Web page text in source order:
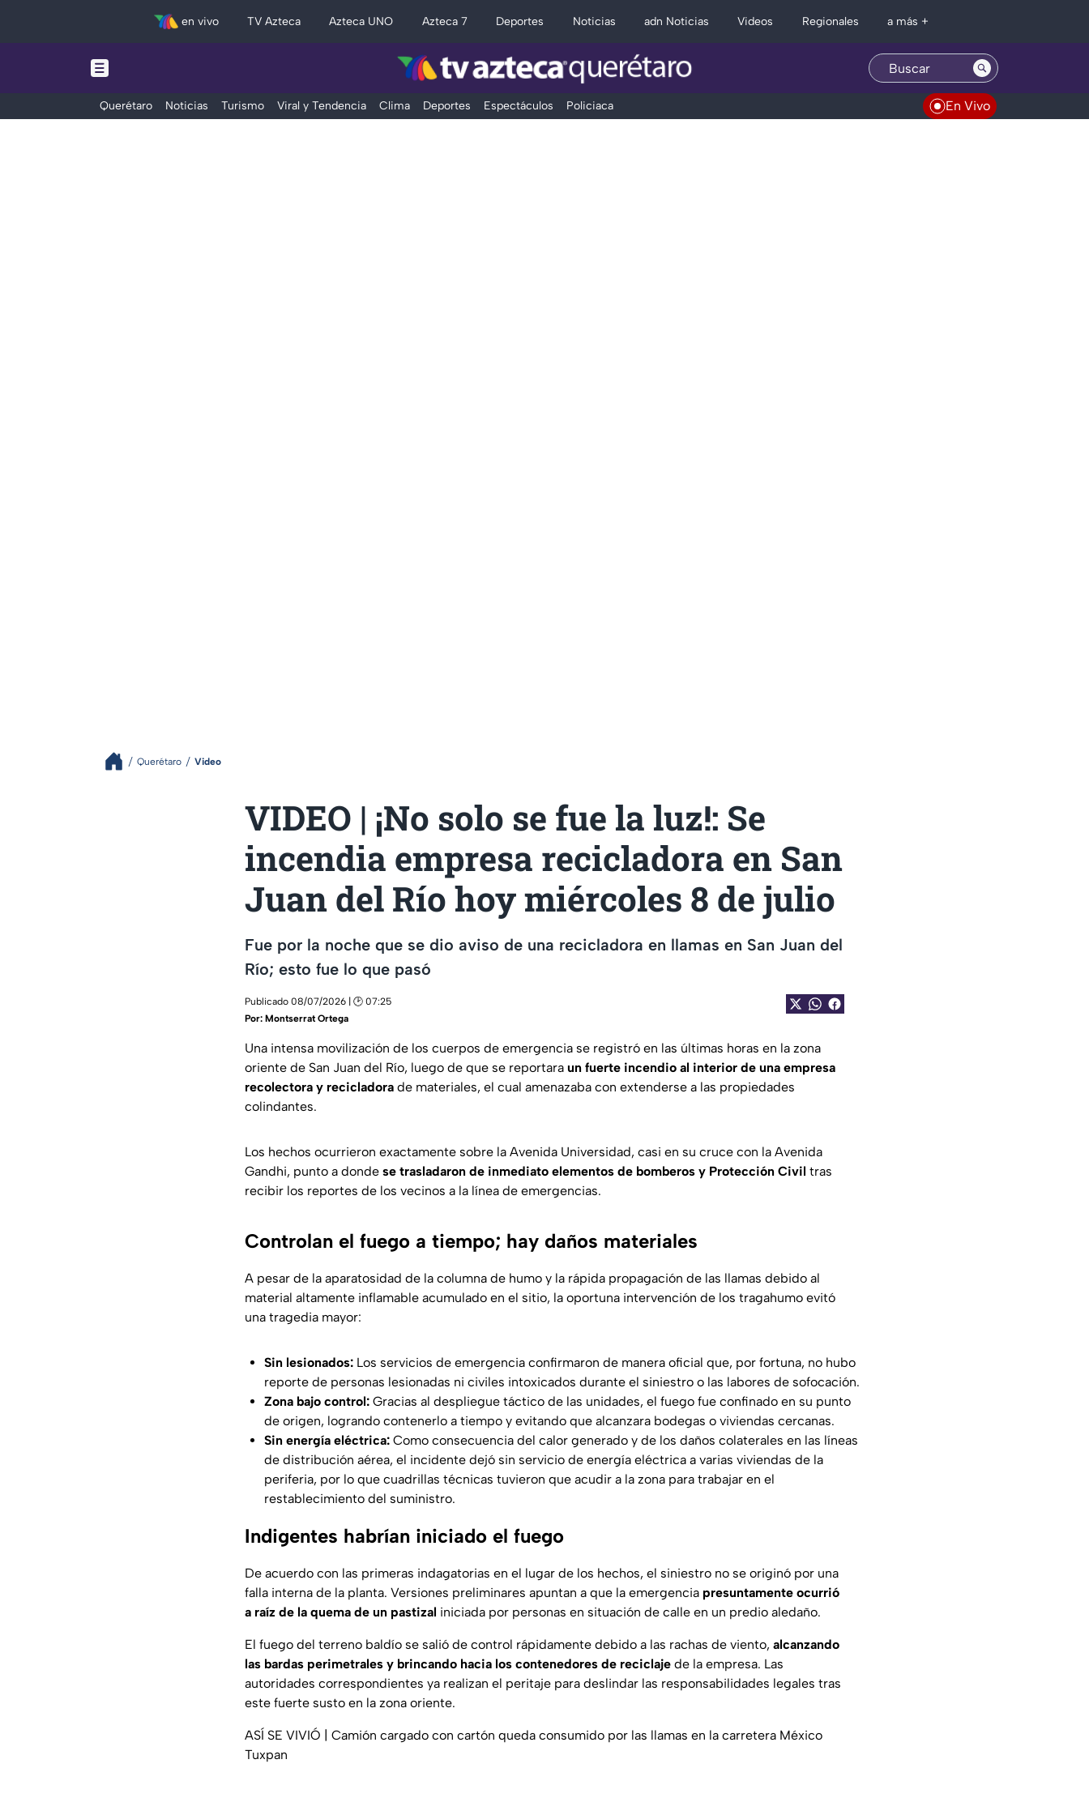
en vivo TV Azteca Azteca UNO Azteca 7 Deportes Noticias adn Noticias Videos Regionales a más +
Querétaro Noticias Turismo Viral y Tendencia Clima Deportes Espectáculos Policiaca En Vivo
Querétaro Video
VIDEO | ¡No solo se fue la luz!: Se
incendia empresa recicladora en San
Juan del Río hoy miércoles 8 de julio
Fue por la noche que se dio aviso de una recicladora en llamas en San Juan del
Río; esto fue lo que pasó
Publicado 08/07/2026 | 🕑 07:25
Por: Montserrat Ortega
Una intensa movilización de los cuerpos de emergencia se registró en las últimas horas en la zona
oriente de San Juan del Río, luego de que se reportara un fuerte incendio al interior de una empresa
recolectora y recicladora de materiales, el cual amenazaba con extenderse a las propiedades
colindantes.
Los hechos ocurrieron exactamente sobre la Avenida Universidad, casi en su cruce con la Avenida
Gandhi, punto a donde se trasladaron de inmediato elementos de bomberos y Protección Civil tras
recibir los reportes de los vecinos a la línea de emergencias.
Controlan el fuego a tiempo; hay daños materiales
A pesar de la aparatosidad de la columna de humo y la rápida propagación de las llamas debido al
material altamente inflamable acumulado en el sitio, la oportuna intervención de los tragahumo evitó
una tragedia mayor:
Sin lesionados: Los servicios de emergencia confirmaron de manera oficial que, por fortuna, no hubo
reporte de personas lesionadas ni civiles intoxicados durante el siniestro o las labores de sofocación.
Zona bajo control: Gracias al despliegue táctico de las unidades, el fuego fue confinado en su punto
de origen, logrando contenerlo a tiempo y evitando que alcanzara bodegas o viviendas cercanas.
Sin energía eléctrica: Como consecuencia del calor generado y de los daños colaterales en las líneas
de distribución aérea, el incidente dejó sin servicio de energía eléctrica a varias viviendas de la
periferia, por lo que cuadrillas técnicas tuvieron que acudir a la zona para trabajar en el
restablecimiento del suministro.
Indigentes habrían iniciado el fuego
De acuerdo con las primeras indagatorias en el lugar de los hechos, el siniestro no se originó por una
falla interna de la planta. Versiones preliminares apuntan a que la emergencia presuntamente ocurrió
a raíz de la quema de un pastizal iniciada por personas en situación de calle en un predio aledaño.
El fuego del terreno baldío se salió de control rápidamente debido a las rachas de viento, alcanzando
las bardas perimetrales y brincando hacia los contenedores de reciclaje de la empresa. Las
autoridades correspondientes ya realizan el peritaje para deslindar las responsabilidades legales tras
este fuerte susto en la zona oriente.
ASÍ SE VIVIÓ | Camión cargado con cartón queda consumido por las llamas en la carretera México
Tuxpan